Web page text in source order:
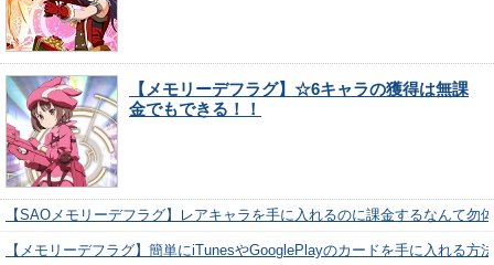
【メモリーデフラグ】☆6キャラの獲得は無課
金でもできる！！
【SAOメモリーデフラグ】レアキャラを手に入れるのに課金するなんて勿
【メモリーデフラグ】簡単にiTunesやGooglePlayのカードを手に入れる方